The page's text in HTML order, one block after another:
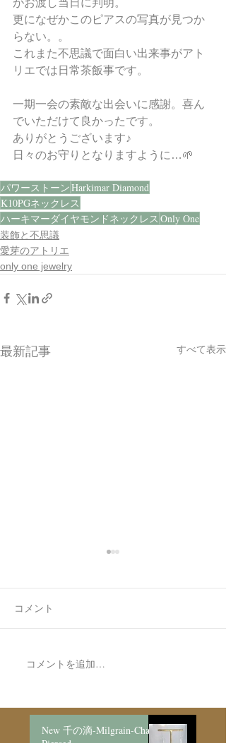
がお渡し当日に判明。
更になぜかこのピアスの写真が見つか
らない。。
これまた不思議で面白い出来事がアト
リエでは日常茶飯事です。
一期一会の素敵な出会いに感謝。喜ん
でいただけて良かったです。
ありがとうございます♪
日々のお守りとなりますように…🌱
パワーストーンHarkimar Diamond
K10PGネックレス
ハーキマーダイヤモンドネックレス Only One
装飾と不思議
愛芽のアトリエ
only one jewelry
最新記事 すべて表示
Made to Order Pair
コメント
コメントを追加…
New 千の滴-Milgrain-Chain